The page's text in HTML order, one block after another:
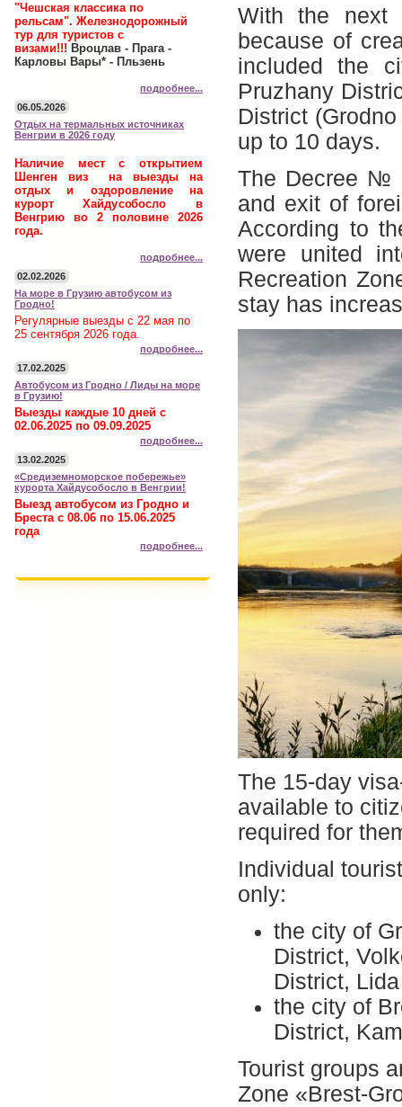
"Чешская классика по
рельсам". Железнодорожный
тур для туристов с
визами!!! Вроцлав - Прага -
Карловы Вары* - Пльзень
подробнее...
06.05.2026
Отдых на термальных источниках
Венгрии в 2026 году
Наличие мест с открытием
Шенген виз на выезды на
отдых и оздоровление на
курорт Хайдусобосло в
Венгрию во 2 половине 2026
года.
подробнее...
02.02.2026
На море в Грузию автобусом из
Гродно!
Регулярные выезды с 22 мая по
25 сентября 2026 года.
подробнее...
17.02.2025
Автобусом из Гродно / Лиды на море
в Грузию!
Выезды каждые 10 дней с
02.06.2025 по 09.09.2025
подробнее...
13.02.2025
«Средиземноморское побережье»
курорта Хайдусобосло в Венгрии!
Выезд автобусом из Гродно и
Бреста с 08.06 по 15.06.2025
года
подробнее...
With the next
because of
included the
Pruzhany
District
up to 10 days.
The Decree №
and exit of
According to
were united
Recreation
stay has
The 15-day
available to
required for
Individual
only:
the city of
District,
District,
the city of
District,
Tourist groups
Zone «Brest-